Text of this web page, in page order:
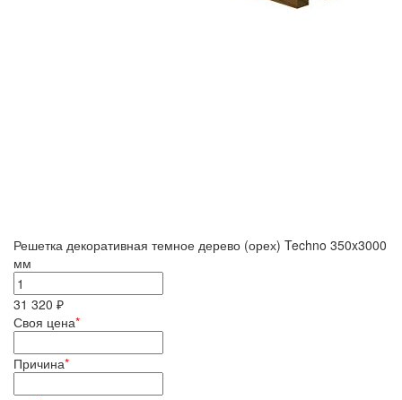
Решетка декоративная темное дерево (орех) Techno 350x3000
мм
31 320 ₽
Своя цена*
Причина*